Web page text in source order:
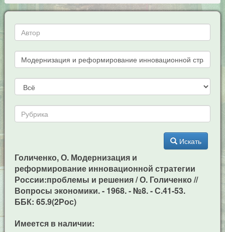
Искать
Голиченко, О. Модернизация и
реформирование инновационной стратегии
России:проблемы и решения / О. Голиченко //
Вопросы экономики. - 1968. - №8. - С.41-53.
ББК: 65.9(2Рос)
Имеется в наличии: